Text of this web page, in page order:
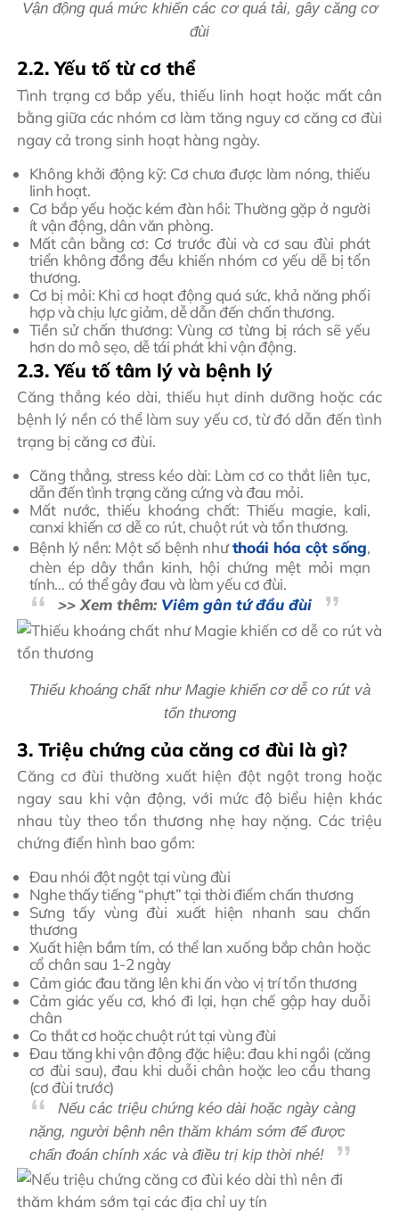
Vận động quá mức khiến các cơ quá tải, gây căng cơ
đùi
2.2. Yếu tố từ cơ thể
Tình trạng cơ bắp yếu, thiếu linh hoạt hoặc mất cân
bằng giữa các nhóm cơ làm tăng nguy cơ căng cơ đùi
ngay cả trong sinh hoạt hàng ngày.
Không khởi động kỹ: Cơ chưa được làm nóng, thiếu
linh hoạt.
Cơ bắp yếu hoặc kém đàn hồi: Thường gặp ở người
ít vận động, dân văn phòng.
Mất cân bằng cơ: Cơ trước đùi và cơ sau đùi phát
triển không đồng đều khiến nhóm cơ yếu dễ bị tổn
thương.
Cơ bị mỏi: Khi cơ hoạt động quá sức, khả năng phối
hợp và chịu lực giảm, dễ dẫn đến chấn thương.
Tiền sử chấn thương: Vùng cơ từng bị rách sẽ yếu
hơn do mô sẹo, dễ tái phát khi vận động.
2.3. Yếu tố tâm lý và bệnh lý
Căng thẳng kéo dài, thiếu hụt dinh dưỡng hoặc các
bệnh lý nền có thể làm suy yếu cơ, từ đó dẫn đến tình
trạng bị căng cơ đùi.
Căng thẳng, stress kéo dài: Làm cơ co thắt liên tục,
dẫn đến tình trạng căng cứng và đau mỏi.
Mất nước, thiếu khoáng chất: Thiếu magie, kali,
canxi khiến cơ dễ co rút, chuột rút và tổn thương.
Bệnh lý nền: Một số bệnh nhưthoái hóa cột sống,
chèn ép dây thần kinh, hội chứng mệt mỏi mạn
tính… có thể gây đau và làm yếu cơ đùi.
>> Xem thêm: Viêm gân tứ đầu đùi
Thiếu khoáng chất như Magie khiến cơ dễ co rút và
tổn thương
3. Triệu chứng của căng cơ đùi là gì?
Căng cơ đùi thường xuất hiện đột ngột trong hoặc
ngay sau khi vận động, với mức độ biểu hiện khác
nhau tùy theo tổn thương nhẹ hay nặng. Các triệu
chứng điển hình bao gồm:
Đau nhói đột ngột tại vùng đùi
Nghe thấy tiếng “phựt” tại thời điểm chấn thương
Sưng tấy vùng đùi xuất hiện nhanh sau chấn
thương
Xuất hiện bầm tím, có thể lan xuống bắp chân hoặc
cổ chân sau 1-2 ngày
Cảm giác đau tăng lên khi ấn vào vị trí tổn thương
Cảm giác yếu cơ, khó đi lại, hạn chế gập hay duỗi
chân
Co thắt cơ hoặc chuột rút tại vùng đùi
Đau tăng khi vận động đặc hiệu: đau khi ngồi (căng
cơ đùi sau), đau khi duỗi chân hoặc leo cầu thang
(cơ đùi trước)
Nếu các triệu chứng kéo dài hoặc ngày càng
nặng, người bệnh nên thăm khám sớm để được
chẩn đoán chính xác và điều trị kịp thời nhé!